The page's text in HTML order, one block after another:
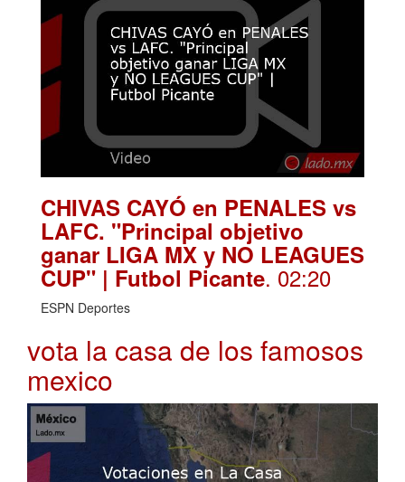
CHIVAS CAYÓ en PENALES vs
LAFC. "Principal objetivo
ganar LIGA MX y NO LEAGUES
CUP" | Futbol Picante. 02:20
ESPN Deportes
vota la casa de los famosos
mexico